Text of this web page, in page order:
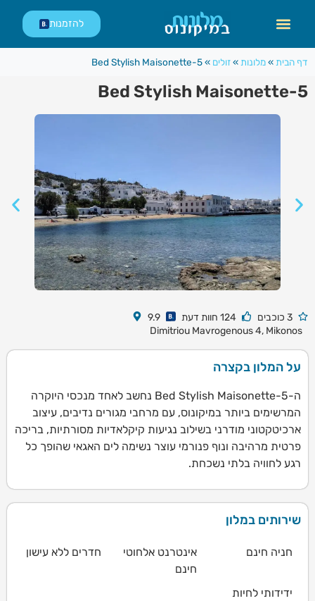
להזמנות
דף הבית »מלונות »זולים »
5-Bed Stylish Maisonette
5-Bed Stylish Maisonette
3 כוכבים 124 חוות דעת
9.9
Dimitriou Mavrogenous 4, Mikonos
על המלון בקצרה
ה-5-Bed Stylish Maisonette נחשב לאחד מנכסי היוקרה
המרשימים ביותר במיקונוס, עם מרחבי מגורים נדיבים, עיצוב
ארכיטקטוני מודרני בשילוב נגיעות קיקלאדיות מסורתיות, בריכה
פרטית מרהיבה ונוף פנורמי עוצר נשימה לים האגאי שהופך כל
רגע לחוויה בלתי נשכחת.
שירותים במלון
חניה חינם
אינטרנט אלחוטי
חינם
חדרים ללא עישון
ידידותי לחיות